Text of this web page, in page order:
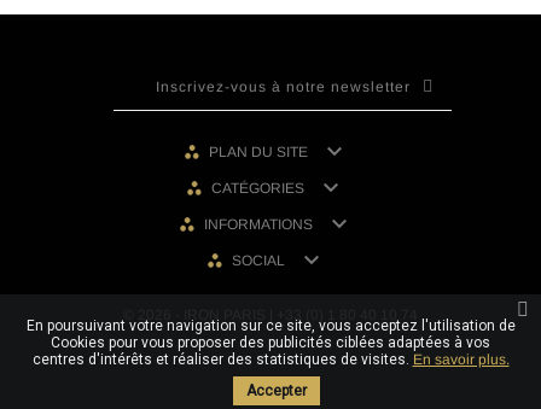
PLAN DU SITE 
CATÉGORIES 
INFORMATIONS 
SOCIAL 
En poursuivant votre navigation sur ce site, vous acceptez l'utilisation de
Cookies pour vous proposer des publicités ciblées adaptées à vos
centres d'intérêts et réaliser des statistiques de visites. En savoir plus.
Accepter